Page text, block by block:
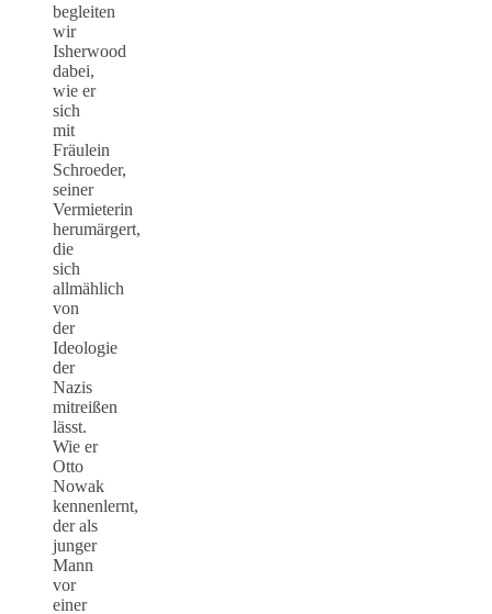
begleiten
wir
Isherwood
dabei,
wie er
sich
mit
Fräulein
Schroeder,
seiner
Vermieterin
herumärgert,
die
sich
allmählich
von
der
Ideologie
der
Nazis
mitreißen
lässt.
Wie er
Otto
Nowak
kennenlernt,
der als
junger
Mann
vor
einer